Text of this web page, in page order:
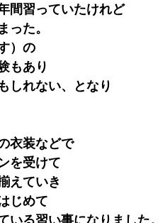
間習っていたけれど
った。
）の
もあり
しれない、となり
衣装などで
を受けて
えていき
じめて
いる習い事になりました。